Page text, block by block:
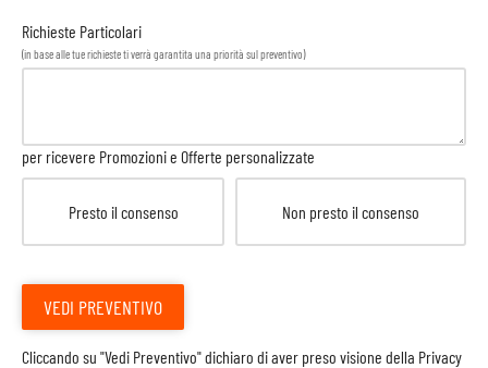
Richieste Particolari
(in base alle tue richieste ti verrà garantita una priorità sul preventivo)
per ricevere Promozioni e Offerte personalizzate
Presto il consenso Non presto il consenso
VEDI PREVENTIVO
Cliccando su "Vedi Preventivo" dichiaro di aver preso visione della Privacy